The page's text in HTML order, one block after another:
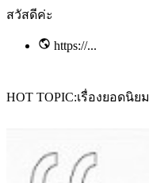
สวัสดีค่ะ
https://...
HOT TOPIC เรื่องยอดนิยม